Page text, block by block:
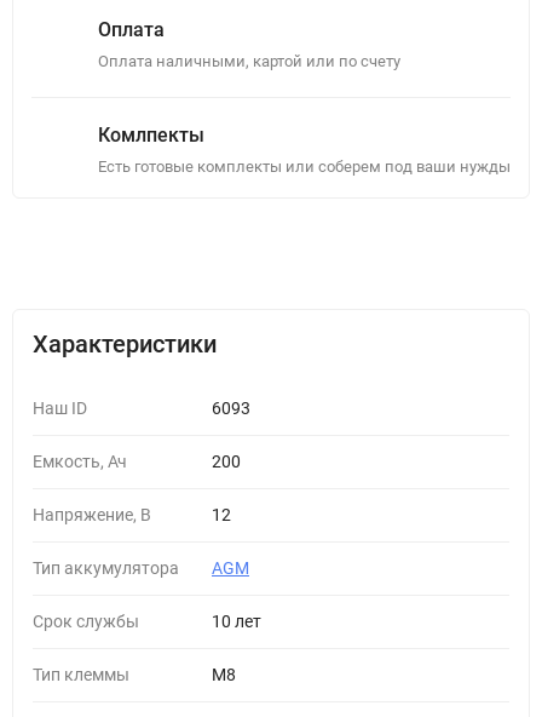
Оплата
Оплата наличными, картой или по счету
Комлпекты
Есть готовые комплекты или соберем под ваши нужды
Характеристики
Наш ID 6093
Емкость, Ач 200
Напряжение, В 12
Тип аккумулятора AGM
Cрок службы 10 лет
Тип клеммы M8